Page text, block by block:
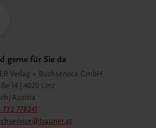
gerne für Sie da
Verlag + Buchservice GmbH
14 | 4020 Linz
Austria
732 778241